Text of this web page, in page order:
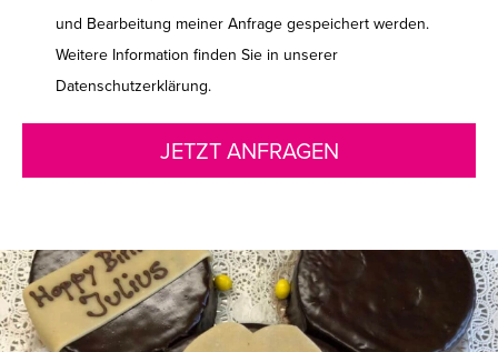
und Bearbeitung meiner Anfrage gespeichert werden.
Weitere Information finden Sie in unserer
Datenschutzerklärung.
JETZT ANFRAGEN